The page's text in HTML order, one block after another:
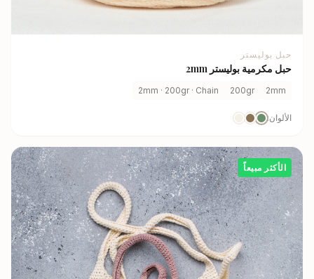
حبل بوليستر
حبل مكرمية بوليستر 2mm
2mm
200gr
2mm · 200gr · Chain
الألوان:
الأكثر مبيعاً